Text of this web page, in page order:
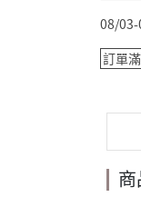
08/03-
訂單
商